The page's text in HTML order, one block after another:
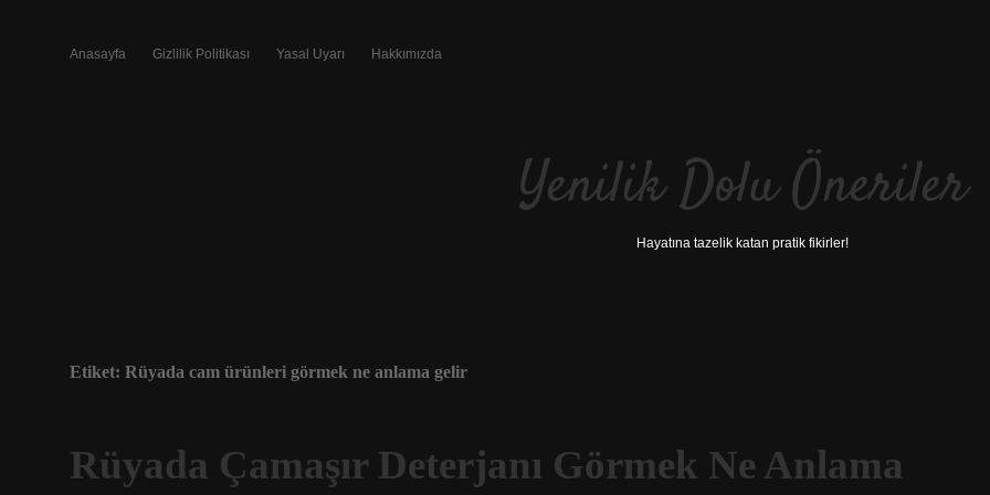
Anasayfa Gizlilik Politikası Yasal Uyarı Hakkımızda
Yenilik Dolu Öneriler
Hayatına tazelik katan pratik fikirler!
Etiket: Rüyada cam ürünleri görmek ne anlama gelir
Rüyada Çamaşır Deterjanı Görmek Ne Anlama